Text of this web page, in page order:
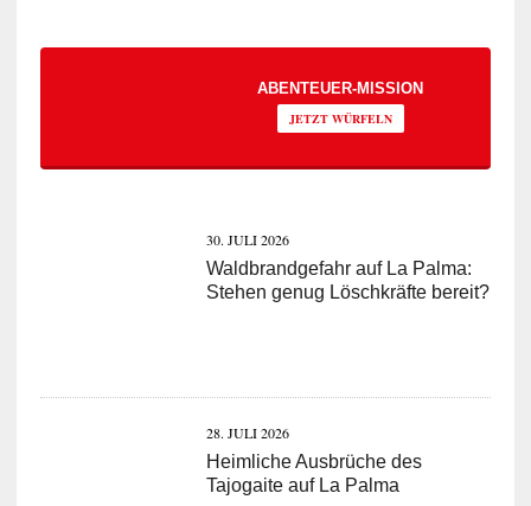
ABENTEUER-MISSION
JETZT WÜRFELN
30. JULI 2026
Waldbrandgefahr auf La Palma:
Stehen genug Löschkräfte bereit?
28. JULI 2026
Heimliche Ausbrüche des
Tajogaite auf La Palma